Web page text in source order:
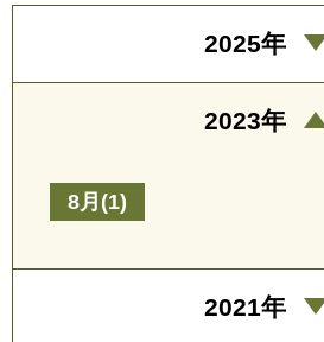
2025年
2023年
8月(1)
2021年